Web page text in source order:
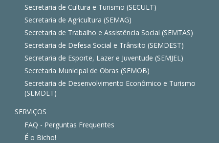
Secretaria de Cultura e Turismo (SECULT)
Secretaria de Agricultura (SEMAG)
Secretaria de Trabalho e Assistência Social (SEMTAS)
Secretaria de Defesa Social e Trânsito (SEMDEST)
Secretaria de Esporte, Lazer e Juventude (SEMJEL)
Secretaria Municipal de Obras (SEMOB)
Secretaria de Desenvolvimento Econômico e Turismo
(SEMDET)
SERVIÇOS
FAQ - Perguntas Frequentes
É o Bicho!